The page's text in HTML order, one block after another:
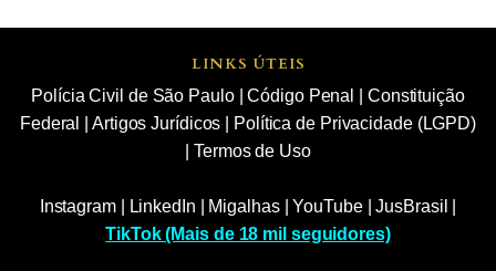
LINKS ÚTEIS
Polícia Civil de São Paulo|Código Penal
Constituição
Federal
Artigos Jurídicos
Política de Privacidade (LGPD)
|Termos de Uso
Instagram| LinkedIn Migalhas|YouTube|JusBrasil
TikTok (Mais de 18 mil seguidores)